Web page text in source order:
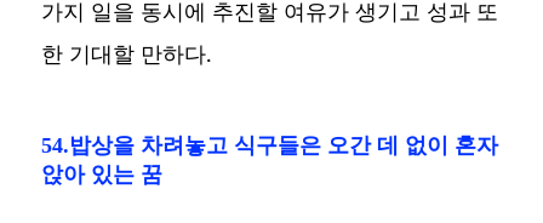
가지 일을 동시에 추진할 여유가 생기고 성과 또
한 기대할 만하다.
54.밥상을 차려놓고 식구들은 오간 데 없이 혼자
앉아 있는 꿈